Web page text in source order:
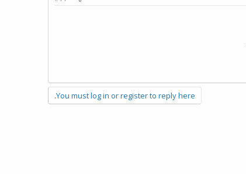
You must log in or register to reply here.